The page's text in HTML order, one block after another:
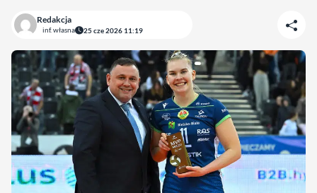
Redakcja
inf. własna 25 cze 2026 11:19